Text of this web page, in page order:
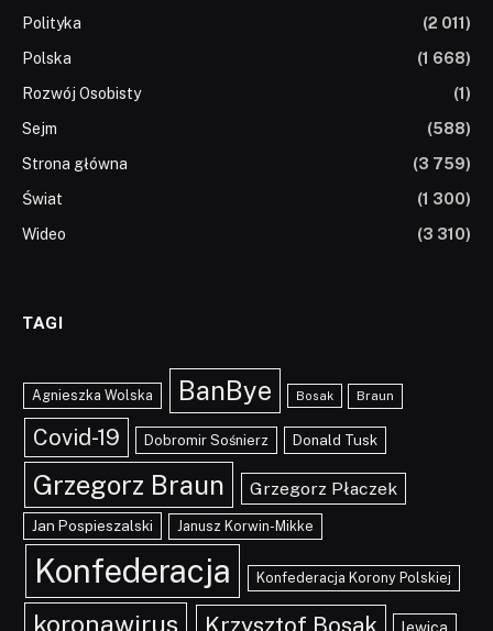
Polityka
(2 011)
Polska
(1 668)
Rozwój Osobisty
(1)
Sejm
(588)
Strona główna
(3 759)
Świat
(1 300)
Wideo
(3 310)
TAGI
Agnieszka Wolska BanBye Bosak Braun
Covid-19 Dobromir Sośnierz Donald Tusk
Grzegorz Braun Grzegorz Płaczek
Jan Pospieszalski Janusz Korwin-Mikke
Konfederacja Konfederacja Korony Polskiej
koronawirus Krzysztof Bosak